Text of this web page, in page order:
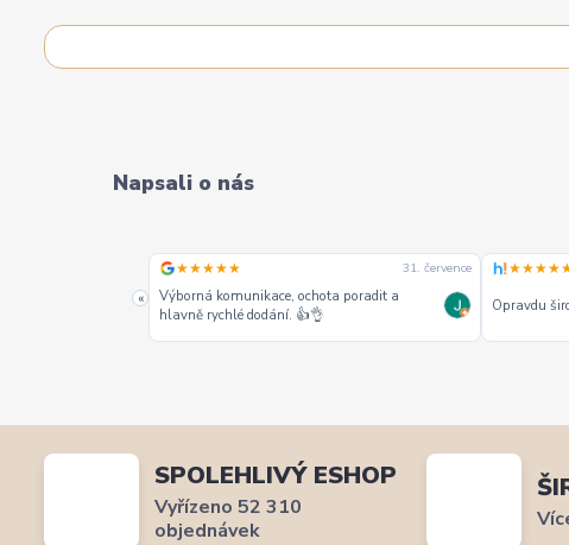
Napsali o nás
«
★★★★★ 31. července
Výborná komunikace, ochota poradit a
hlavně rychlé dodání. 👍👌
Opravdu
SPOLEHLIVÝ ESHOP
Vyřízeno 52 310
objednávek